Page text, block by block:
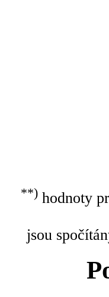
**)hodnoty
jsou